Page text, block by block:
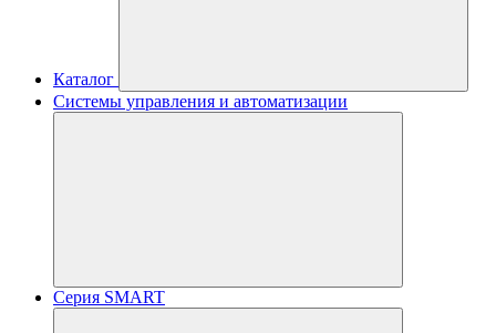
Каталог
Системы управления и автоматизации
Серия SMART